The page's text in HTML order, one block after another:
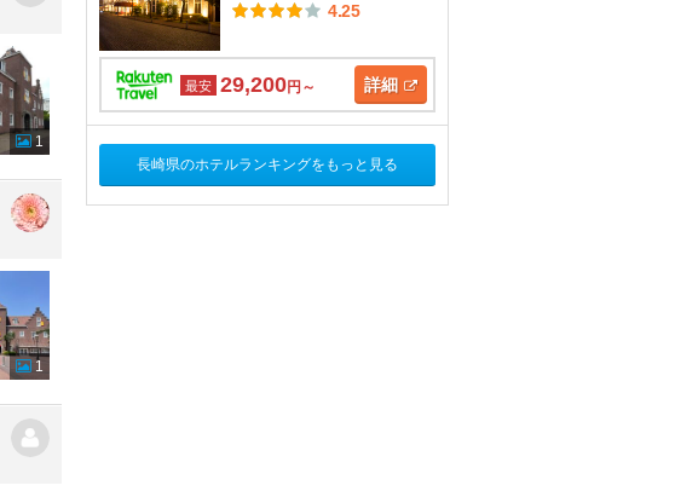
1
1
4.25
最安 29,200円～ 詳細
長崎県のホテルランキングをもっと見る